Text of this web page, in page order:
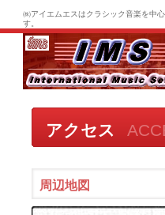
㈱アイエムエスはクラシック音楽を中
す。
アクセス
周辺地図